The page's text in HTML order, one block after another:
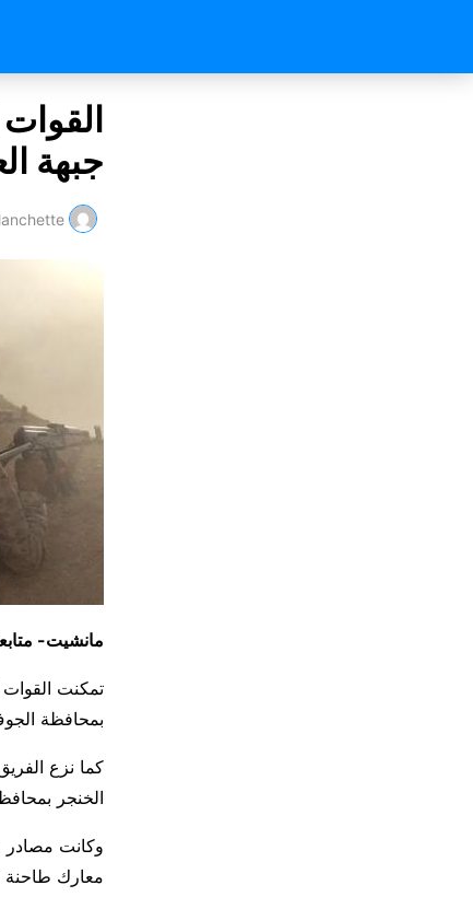
جبهة
مانشيت-
تمكنت
بمحافظة الجوف
الخنجر
وكانت مصادر
معارك